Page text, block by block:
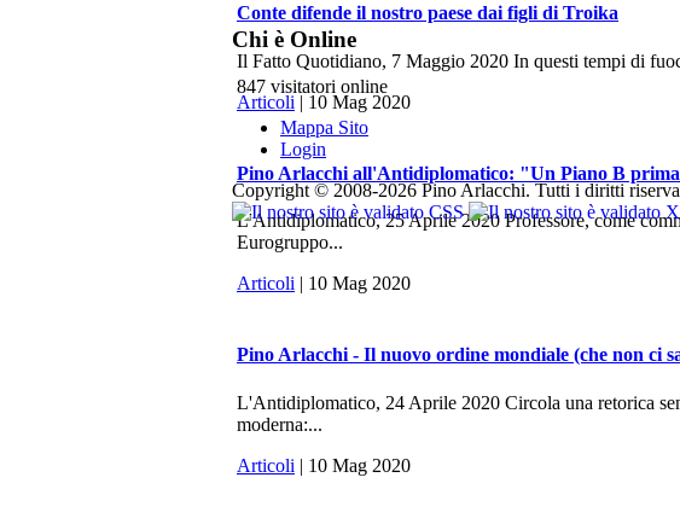
Conte difende il nostro paese dai figli di Troika
Il Fatto Quotidiano, 7 Maggio 2020 In questi tempi di
Articoli | 10 Mag 2020
Pino Arlacchi all'Antidiplomatico: "Un Piano B
L'Antidiplomatico, 25 Aprile 2020 Professore, come
Eurogruppo...
Articoli | 10 Mag 2020
Pino Arlacchi - Il nuovo ordine mondiale (che non ci
L'Antidiplomatico, 24 Aprile 2020 Circola una retorica
moderna:...
Articoli | 10 Mag 2020
Chi è Online
847 visitatori online
Mappa Sito
Login
Copyright © 2008-2026 Pino Arlacchi. Tutti i diritti